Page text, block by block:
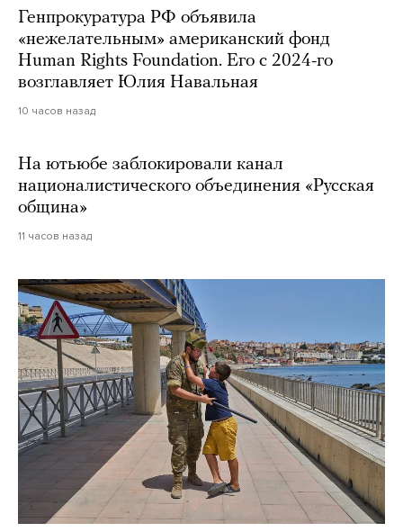
Генпрокуратура РФ объявила
«нежелательным» американский фонд
Human Rights Foundation. Его с 2024-го
возглавляет Юлия Навальная
10 часов назад
На ютьюбе заблокировали канал
националистического объединения «Русская
община»
11 часов назад